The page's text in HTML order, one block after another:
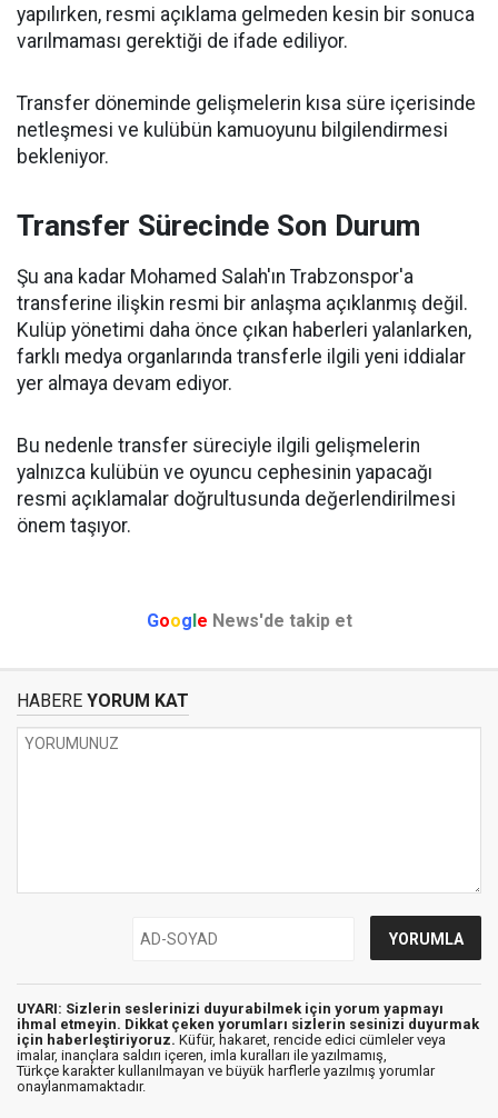
yapılırken, resmi açıklama gelmeden kesin bir sonuca
varılmaması gerektiği de ifade ediliyor.
Transfer döneminde gelişmelerin kısa süre içerisinde
netleşmesi ve kulübün kamuoyunu bilgilendirmesi
bekleniyor.
Transfer Sürecinde Son Durum
Şu ana kadar Mohamed Salah'ın Trabzonspor'a
transferine ilişkin resmi bir anlaşma açıklanmış değil.
Kulüp yönetimi daha önce çıkan haberleri yalanlarken,
farklı medya organlarında transferle ilgili yeni iddialar
yer almaya devam ediyor.
Bu nedenle transfer süreciyle ilgili gelişmelerin
yalnızca kulübün ve oyuncu cephesinin yapacağı
resmi açıklamalar doğrultusunda değerlendirilmesi
önem taşıyor.
Google News'de takip et
HABERE YORUM KAT
UYARI: Sizlerin seslerinizi duyurabilmek için yorum yapmayı
ihmal etmeyin. Dikkat çeken yorumları sizlerin sesinizi duyurmak
için haberleştiriyoruz. Küfür, hakaret, rencide edici cümleler veya
imalar, inançlara saldırı içeren, imla kuralları ile yazılmamış,
Türkçe karakter kullanılmayan ve büyük harflerle yazılmış yorumlar
onaylanmamaktadır.